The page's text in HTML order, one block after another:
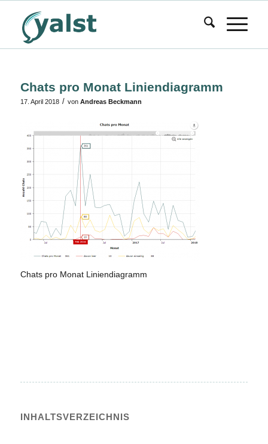
Chats pro Monat Liniendiagramm
17. April 2018 / von Andreas Beckmann
Chats pro Monat Liniendiagramm
INHALTS­VERZEICHNIS